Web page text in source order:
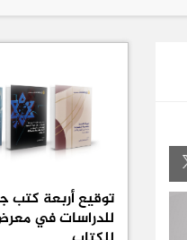
توقيع أربعة كتب
للدراسات في